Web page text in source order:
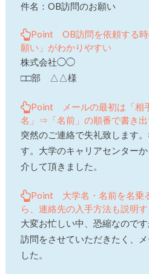
件名：OB訪問のお願い
Point OB訪問を依頼する時
願い」がわかりやすい
株式会社◯◯
□□部 △△様
Point メールの最初は「相
名」⇒「名前」の順番で書き出
突然のご連絡で失礼致します
す。大学のキャリアセンター
介して頂きました。
Point 大学名・名前を名乗
ら、連絡先の入手方法も説明す
大変お忙しい中、恐縮なので
訪問をさせていただきたく、
した。